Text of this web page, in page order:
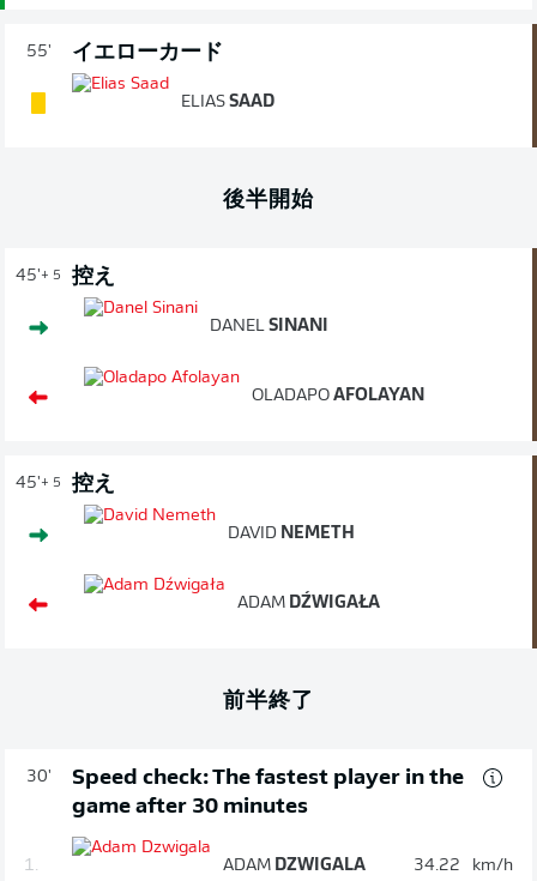
55' イエローカード
ELIAS SAAD
後半開始
45'+ 5 控え
DANEL SINANI
OLADAPO AFOLAYAN
45'+ 5 控え
DAVID NEMETH
ADAM DŹWIGAŁA
前半終了
30'
Speed check: The fastest player in the
game after 30 minutes
1. ADAM DZWIGALA 34.22 km/h